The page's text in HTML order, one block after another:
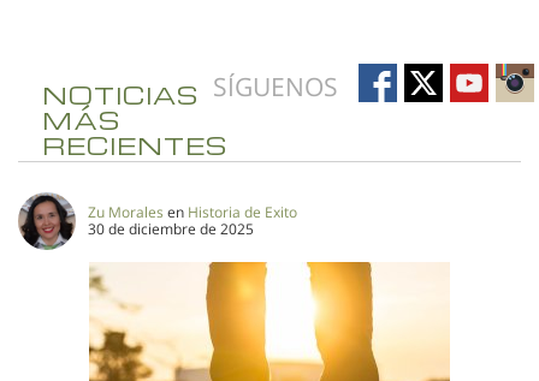
SÍGUENOS
NOTICIAS
MÁS
RECIENTES
Zu Morales en Historia de Exito
30 de diciembre de 2025